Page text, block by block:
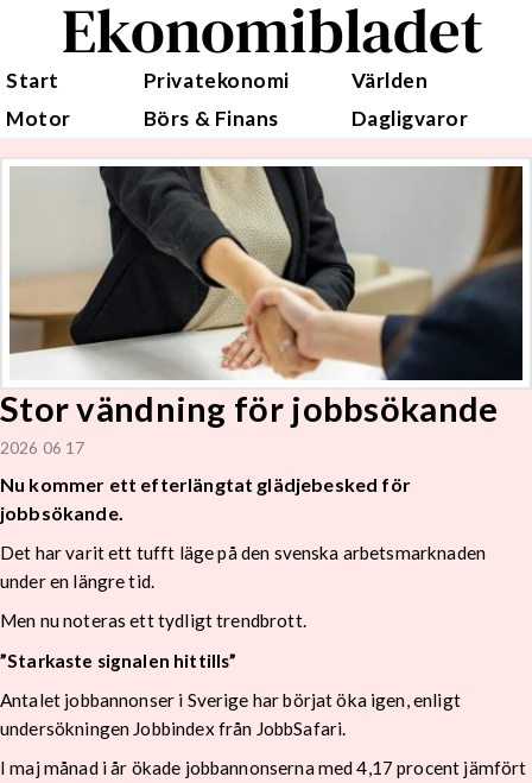
Ekonomibladet
Start Privatekonomi
Världen
Motor
Börs & Finans Dagligvaror
Stor vändning för jobbsökande
2026 06 17
Nu kommer ett efterlängtat glädjebesked för
jobbsökande.
Det har varit ett tufft läge på den svenska arbetsmarknaden
under en längre tid.
Men nu noteras ett tydligt trendbrott.
”Starkaste signalen hittills”
Antalet jobbannonser i Sverige har börjat öka igen, enligt
undersökningen Jobbindex från JobbSafari.
I maj månad i år ökade jobbannonserna med 4,17 procent jämfört